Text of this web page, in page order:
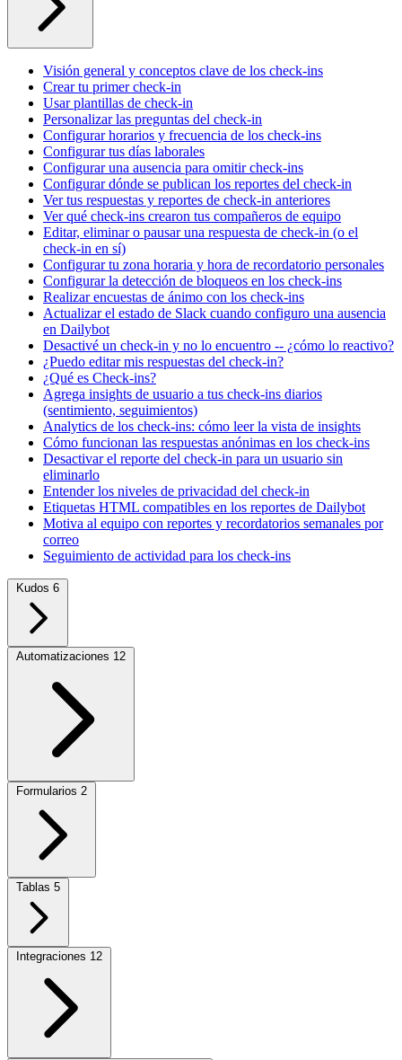
Visión general y conceptos clave de los check-ins
Crear tu primer check-in
Usar plantillas de check-in
Personalizar las preguntas del check-in
Configurar horarios y frecuencia de los check-ins
Configurar tus días laborales
Configurar una ausencia para omitir check-ins
Configurar dónde se publican los reportes del check-in
Ver tus respuestas y reportes de check-in anteriores
Ver qué check-ins crearon tus compañeros de equipo
Editar, eliminar o pausar una respuesta de check-in (o el
check-in en sí)
Configurar tu zona horaria y hora de recordatorio personales
Configurar la detección de bloqueos en los check-ins
Realizar encuestas de ánimo con los check-ins
Actualizar el estado de Slack cuando configuro una ausencia
en Dailybot
Desactivé un check-in y no lo encuentro -- ¿cómo lo reactivo?
¿Puedo editar mis respuestas del check-in?
¿Qué es Check-ins?
Agrega insights de usuario a tus check-ins diarios
(sentimiento, seguimientos)
Analytics de los check-ins: cómo leer la vista de insights
Cómo funcionan las respuestas anónimas en los check-ins
Desactivar el reporte del check-in para un usuario sin
eliminarlo
Entender los niveles de privacidad del check-in
Etiquetas HTML compatibles en los reportes de Dailybot
Motiva al equipo con reportes y recordatorios semanales por
correo
Seguimiento de actividad para los check-ins
Kudos 6
Automatizaciones 12
Formularios 2
Tablas 5
Integraciones 12